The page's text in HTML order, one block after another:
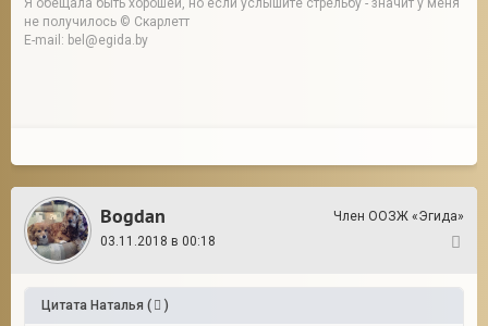
Я обещала быть хорошей, но если услышите стрельбу - значит у меня
не получилось © Скарлетт
E-mail: bel@egida.by
Bogdan
Член ООЗЖ «Эгида»
03.11.2018 в 00:18
Цитата Наталья ( )